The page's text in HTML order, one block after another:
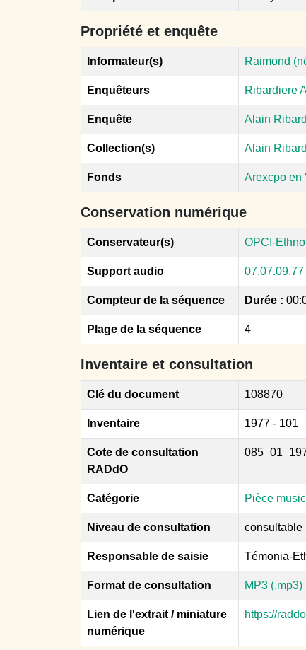
Propriété et enquête
Informateur(s) Raimond
Enquêteurs Ribardiere
Enquête Alain
Collection(s) Alain
Fonds Arexcpo en
Conservation numérique
Conservateur(s) OPCI-
Support audio
Compteur de la séquence Durée :
Plage de la séquence 4
Inventaire et consultation
Clé du document 108870
Inventaire 1977 - 101
Cote de consultation
RADdO
Catégorie Pièce
Niveau de consultation consultable
Responsable de saisie Témonia-
Format de consultation MP3 (.mp3)
Lien de l'extrait / miniature
numérique
https://